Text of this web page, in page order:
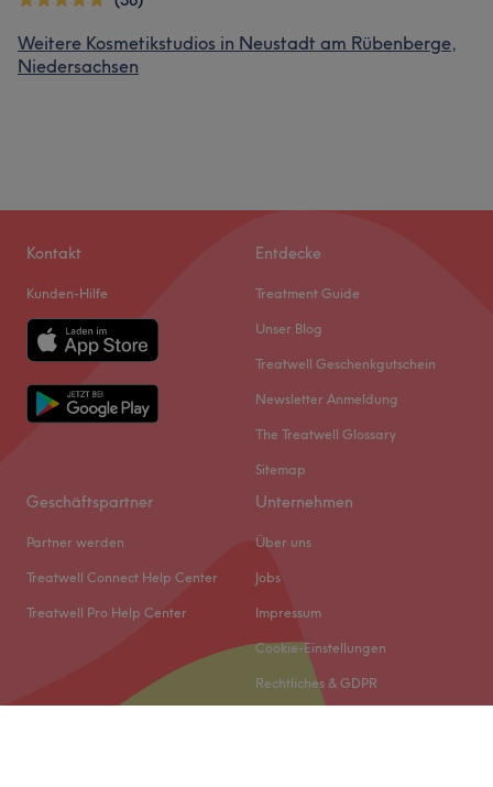
Weitere Kosmetikstudios in Neustadt am Rübenberge,
Niedersachsen
Kontakt
Kunden-Hilfe
Entdecke
Treatment Guide
Unser Blog
Treatwell Geschenkgutschein
Newsletter Anmeldung
The Treatwell Glossary
Sitemap
Geschäftspartner
Partner werden
Treatwell Connect Help Center
Treatwell Pro Help Center
Unternehmen
Über uns
Jobs
Impressum
Cookie-Einstellungen
Rechtliches & GDPR